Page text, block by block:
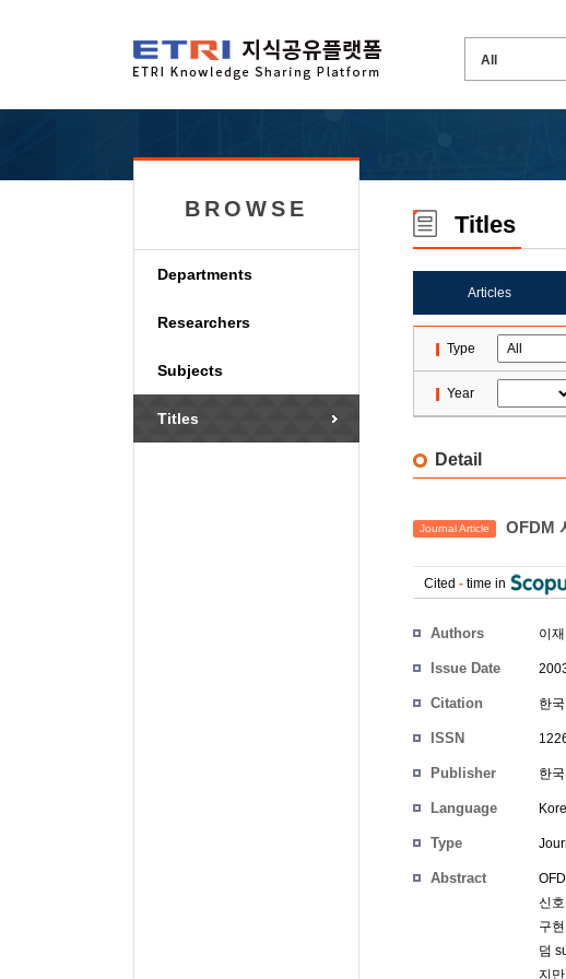
BROWSE
Departments
Researchers
Subjects
Titles
Titles
Articles
Type
Year
Detail
Journal Article OFDM
Cited - time in
Authors 이
Issue Date
Citation 한
ISSN
Publisher 한
Language
Type
Abstract
신
구
덤
지